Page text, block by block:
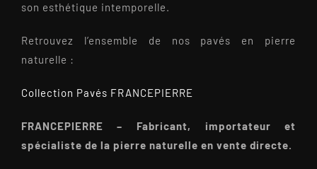
son esthétique intemporelle.
Retrouvez l’ensemble de nos pavés en pierre
naturelle :
Collection Pavés FRANCEPIERRE
FRANCEPIERRE – Fabricant, importateur et
spécialiste de la pierre naturelle en vente directe.